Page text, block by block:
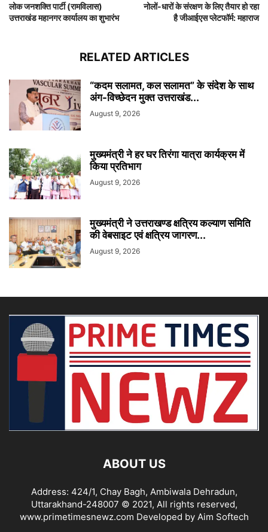
लोक जनशक्ति पार्टी (रामविलास)
उत्तराखंड महानगर कार्यालय का शुभारंभ
नोलों-धारों के संरक्षण के लिए तैयार हो रहा
है जीआईएस प्लेटफॉर्म: महाराज
RELATED ARTICLES
“कदम सलामत, कल सलामत” के संदेश के साथ
अंग-विच्छेदन मुक्त उत्तराखंड...
August 9, 2026
मुख्यमंत्री ने हर घर तिरंगा यात्रा कार्यक्रम में
किया प्रतिभाग
August 9, 2026
मुख्यमंत्री ने उत्तराखण्ड क्षत्रिय कल्याण समिति
की वेबसाइट एवं क्षत्रिय जागरण...
August 9, 2026
ABOUT US
Address: 424/1, Chay Bagh, Ambiwala Dehradun,
Uttarakhand-248007 © 2021, All rights reserved,
www.primetimesnewz.com Developed by Aim Softech